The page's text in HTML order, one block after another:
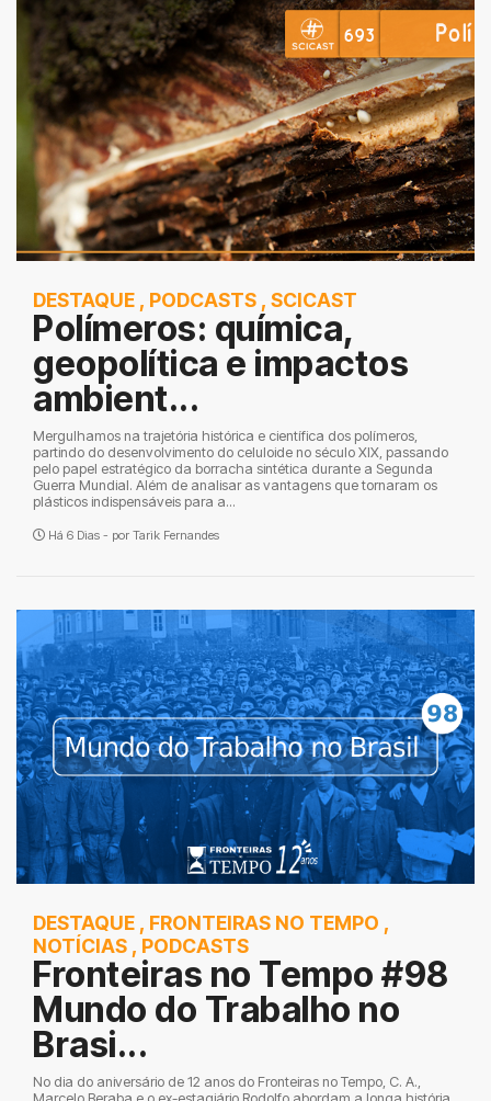
DESTAQUE , PODCASTS , SCICAST
Polímeros: química,
geopolítica e impactos
ambient...
Mergulhamos na trajetória histórica e científica dos polímeros,
partindo do desenvolvimento do celuloide no século XIX, passando
pelo papel estratégico da borracha sintética durante a Segunda
Guerra Mundial. Além de analisar as vantagens que tornaram os
plásticos indispensáveis para a...
Há 6 Dias - por Tarik Fernandes
DESTAQUE , FRONTEIRAS NO TEMPO ,
NOTÍCIAS , PODCASTS
Fronteiras no Tempo #98
Mundo do Trabalho no
Brasi...
No dia do aniversário de 12 anos do Fronteiras no Tempo, C. A.,